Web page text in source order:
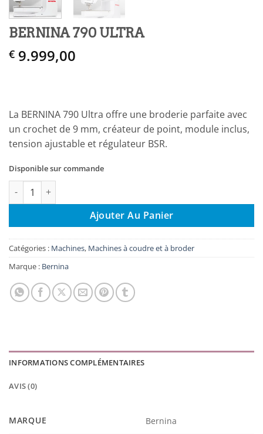
BERNINA 790 ULTRA
€ 9.999,00
La BERNINA 790 Ultra offre une broderie parfaite avec
un crochet de 9 mm, créateur de point, module inclus,
tension ajustable et régulateur BSR.
Disponible sur commande
quantité de BERNINA 790 ULTRA
Ajouter Au Panier
Catégories : Machines, Machines à coudre et à broder
Marque : Bernina
INFORMATIONS COMPLÉMENTAIRES
AVIS (0)
MARQUE Bernina